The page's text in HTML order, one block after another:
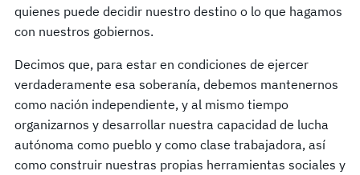
quienes puede decidir nuestro destino o lo que hagamos
con nuestros gobiernos.
Decimos que, para estar en condiciones de ejercer
verdaderamente esa soberanía, debemos mantenernos
como nación independiente, y al mismo tiempo
organizarnos y desarrollar nuestra capacidad de lucha
autónoma como pueblo y como clase trabajadora, así
como construir nuestras propias herramientas sociales y